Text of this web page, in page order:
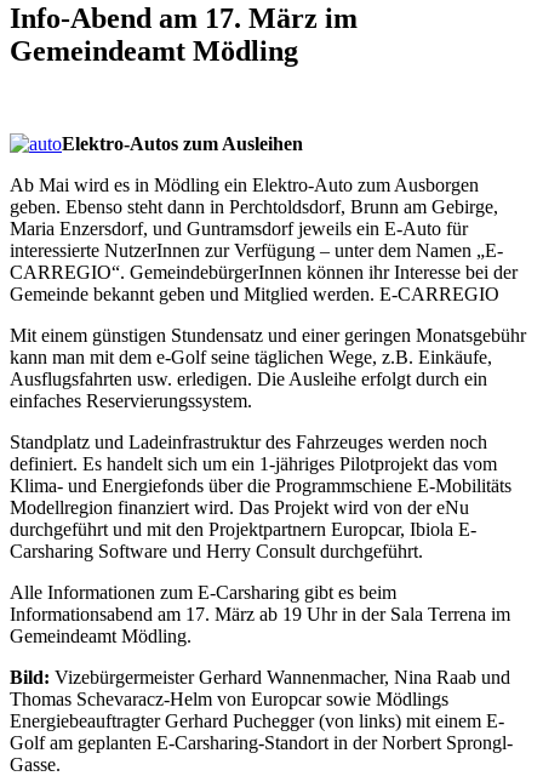
Info-Abend am 17. März im
Gemeindeamt Mödling
Elektro-Autos zum Ausleihen
Ab Mai wird es in Mödling ein Elektro-Auto zum Ausborgen
geben. Ebenso steht dann in Perchtoldsdorf, Brunn am Gebirge,
Maria Enzersdorf, und Guntramsdorf jeweils ein E-Auto für
interessierte NutzerInnen zur Verfügung – unter dem Namen „E-
CARREGIO“. GemeindebürgerInnen können ihr Interesse bei der
Gemeinde bekannt geben und Mitglied werden. E-CARREGIO
Mit einem günstigen Stundensatz und einer geringen Monatsgebühr
kann man mit dem e-Golf seine täglichen Wege, z.B. Einkäufe,
Ausflugsfahrten usw. erledigen. Die Ausleihe erfolgt durch ein
einfaches Reservierungssystem.
Standplatz und Ladeinfrastruktur des Fahrzeuges werden noch
definiert. Es handelt sich um ein 1-jähriges Pilotprojekt das vom
Klima- und Energiefonds über die Programmschiene E-Mobilitäts
Modellregion finanziert wird. Das Projekt wird von der eNu
durchgeführt und mit den Projektpartnern Europcar, Ibiola E-
Carsharing Software und Herry Consult durchgeführt.
Alle Informationen zum E-Carsharing gibt es beim
Informationsabend am 17. März ab 19 Uhr in der Sala Terrena im
Gemeindeamt Mödling.
Bild: Vizebürgermeister Gerhard Wannenmacher, Nina Raab und
Thomas Schevaracz-Helm von Europcar sowie Mödlings
Energiebeauftragter Gerhard Puchegger (von links) mit einem E-
Golf am geplanten E-Carsharing-Standort in der Norbert Sprongl-
Gasse.